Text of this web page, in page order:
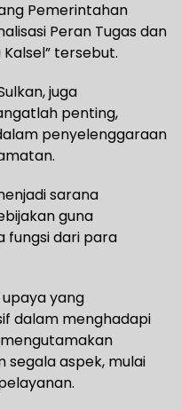
Pemerintahan
Peran Tugas dan
tersebut.
juga
penting,
penyelenggaraan
sarana
guna
fungsi dari para
yang
dalam menghadapi
segala aspek, mulai